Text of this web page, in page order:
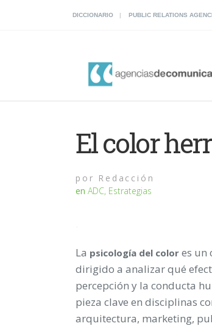
DICCIONARIO PUBLIC RELATIONS
El color
por Redacción
en ADC, Estrategias
La psicología del color es un
dirigido a analizar qué
percepción y la conducta
pieza clave en disciplinas
arquitectura, marketing,